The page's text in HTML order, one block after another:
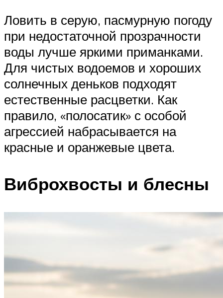
Ловить в серую, пасмурную погоду
при недостаточной прозрачности
воды лучше яркими приманками.
Для чистых водоемов и хороших
солнечных деньков подходят
естественные расцветки. Как
правило, «полосатик» с особой
агрессией набрасывается на
красные и оранжевые цвета.
Виброхвосты и блесны